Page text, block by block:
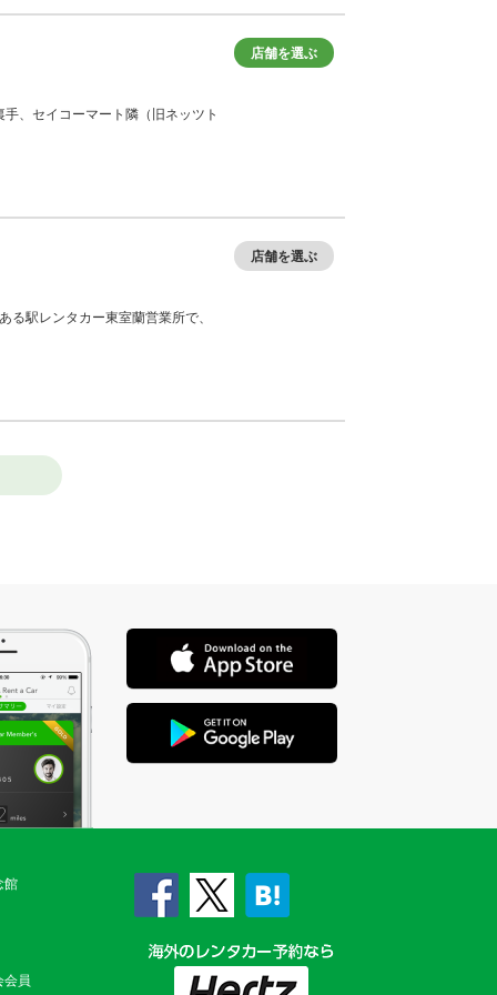
店舗を選ぶ
、セイコーマート隣（旧ネッツト
店舗を選ぶ
駅レンタカー東室蘭営業所で、
館
会員